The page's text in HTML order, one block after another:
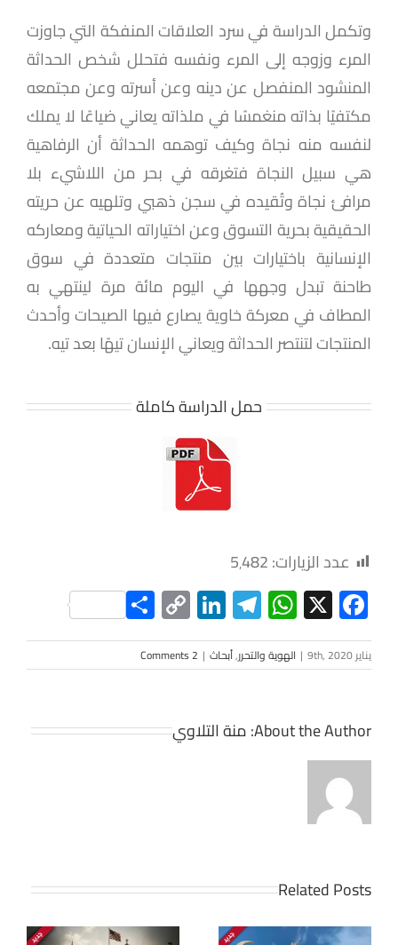
وتكمل الدراسة في سرد العلاقات المنفكة التي جاوزت
المرء وزوجه إلى المرء ونفسه فتحلل شخص الحداثة
المنشود المنفصل عن دينه وعن أسرته وعن مجتمعه
مكتفيًا بذاته منغمسًا في ملذاته يعاني ضياعًا لا يملك
لنفسه منه نجاة وكيف توهمه الحداثة أن الرفاهية
هي سبيل النجاة فتغرقه في بحر من اللاشيء بلا
مرافئ نجاة وتُقيده في سجن ذهبي وتلهيه عن حريته
الحقيقية بحرية التسوق وعن اختياراته الحياتية ومعاركه
الإنسانية باختيارات بين منتجات متعددة في سوق
طاحنة تبدل وجهها في اليوم مائة مرة لينتهي به
المطاف في معركة خاوية يصارع فيها الصيحات وأحدث
المنتجات لتنتصر الحداثة ويعاني الإنسان تيهًا بعد تيه.
حمل الدراسة كاملة
عدد الزيارات:5٬482
Facebook
X
WhatsApp
Telegram
LinkedIn
Copy
Link
Share
يناير 9th, 2020 | الهوية والتحرر,أبحاث |
2 Comments
About the Author: منة التلاوي
Related Posts